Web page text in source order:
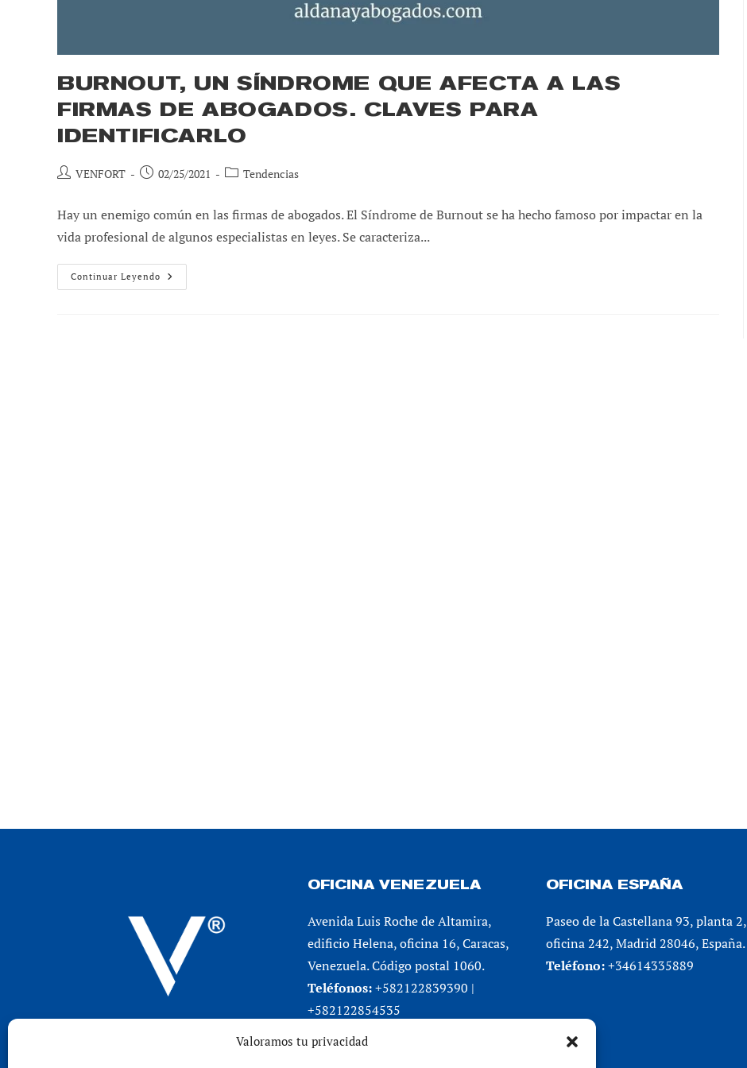
Valoramos tu privacidad
BURNOUT, UN SÍNDROME QUE AFECTA A LAS
FIRMAS DE ABOGADOS. CLAVES PARA
IDENTIFICARLO
Autor
entrada:
VENFORT
Publicación
entrada:
02/25/2021
Categoría
entrada:
Tendencias
Hay un enemigo común en las firmas de abogados. El Síndrome de Burnout se ha hecho famoso por impactar en la
vida profesional de algunos especialistas en leyes. Se caracteriza...
Continuar Leyendo Burnout,
Un
OFICINA VENEZUELA
Avenida Luis Roche de Altamira,
edificio Helena, oficina 16, Caracas,
Venezuela. Código postal 1060.
Teléfonos:+582122839390 |
+582122854535
OFICINA ESPAÑA
Paseo de la Castellana 93, planta 2,
oficina 242, Madrid 28046, España.
Teléfono:+34614335889